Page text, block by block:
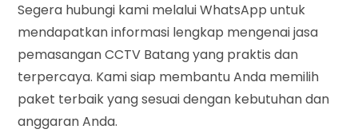
Segera hubungi kami melalui WhatsApp untuk
mendapatkan informasi lengkap mengenai jasa
pemasangan CCTV Batang yang praktis dan
terpercaya. Kami siap membantu Anda memilih
paket terbaik yang sesuai dengan kebutuhan dan
anggaran Anda.